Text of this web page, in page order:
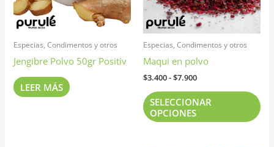
Especias, Condimentos y otros
Jengibre Polvo 50gr Positiv
LEER MÁS
Especias, Condimentos y otros
Maqui en polvo
$3.400-$7.900
SELECCIONAR
OPCIONES
de